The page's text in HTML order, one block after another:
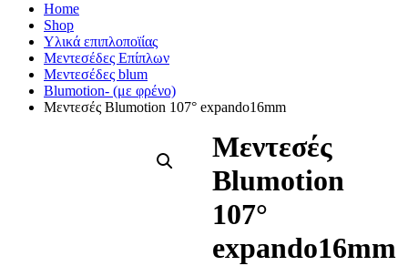
Home
Shop
Υλικά επιπλοποϊίας
Μεντεσέδες Επίπλων
Μεντεσέδες blum
Blumotion- (με φρένο)
Μεντεσές Blumotion 107° expando16mm
Μεντεσές
Blumotion
107°
expando16mm